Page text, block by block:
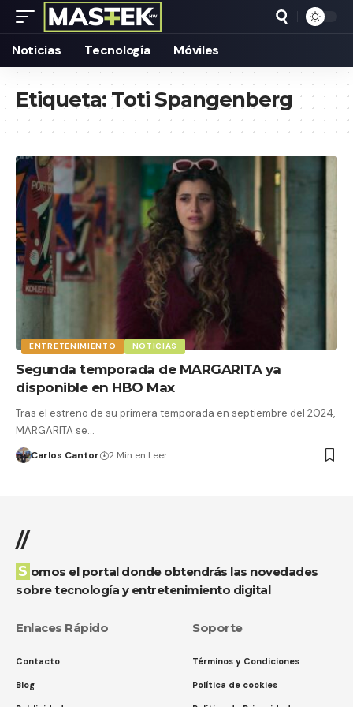
Noticias Tecnología Móviles
Etiqueta:Toti Spangenberg
ENTRETENIMIENTO NOTICIAS
Segunda temporada de MARGARITA ya
disponible en HBO Max
Tras el estreno de su primera temporada en septiembre del 2024,
MARGARITA se…
Carlos Cantor 2 Min en Leer
//
Somos el portal donde obtendrás las novedades
sobre tecnología y entretenimiento digital
Enlaces Rápido
Contacto
Blog
Soporte
Términos y Condiciones
Política de cookies